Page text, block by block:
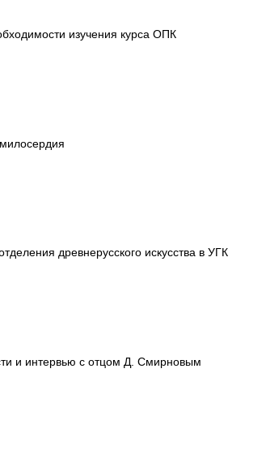
изучения курса ОПК
древнерусского искусства в УГК
и интервью с отцом Д. Смирновым